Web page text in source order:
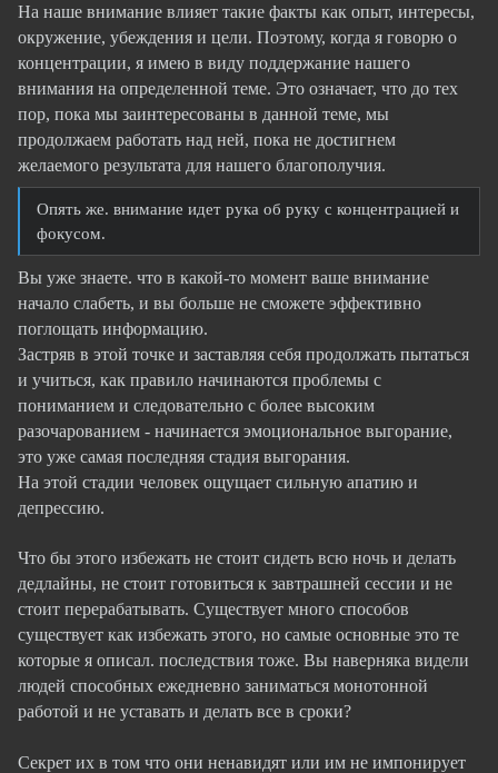
На наше внимание влияет такие факты как опыт, интересы,
окружение, убеждения и цели. Поэтому, когда я говорю о
концентрации, я имею в виду поддержание нашего
внимания на определенной теме. Это означает, что до тех
пор, пока мы заинтересованы в данной теме, мы
продолжаем работать над ней, пока не достигнем
желаемого результата для нашего благополучия.
Опять же. внимание идет рука об руку с концентрацией и
фокусом.
Вы уже знаете. что в какой-то момент ваше внимание
начало слабеть, и вы больше не сможете эффективно
поглощать информацию.
Застряв в этой точке и заставляя себя продолжать пытаться
и учиться, как правило начинаются проблемы с
пониманием и следовательно с более высоким
разочарованием - начинается эмоциональное выгорание,
это уже самая последняя стадия выгорания.
На этой стадии человек ощущает сильную апатию и
депрессию.
Что бы этого избежать не стоит сидеть всю ночь и делать
дедлайны, не стоит готовиться к завтрашней сессии и не
стоит перерабатывать. Существует много способов
существует как избежать этого, но самые основные это те
которые я описал. последствия тоже. Вы наверняка видели
людей способных ежедневно заниматься монотонной
работой и не уставать и делать все в сроки?
Секрет их в том что они ненавидят или им не импонирует